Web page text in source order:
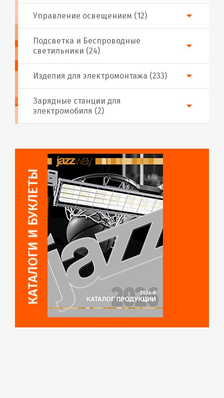
Подсветка и Беспроводные
светильники (24)
Изделия для электромонтажа (233)
Управление освещением (12)
Зарядные станции для
электромобиля (2)